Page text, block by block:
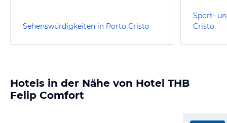
Sehenswürdigkeiten in Porto Cristo
Sport-
Cristo
Hotels in der Nähe von Hotel THB
Felip Comfort